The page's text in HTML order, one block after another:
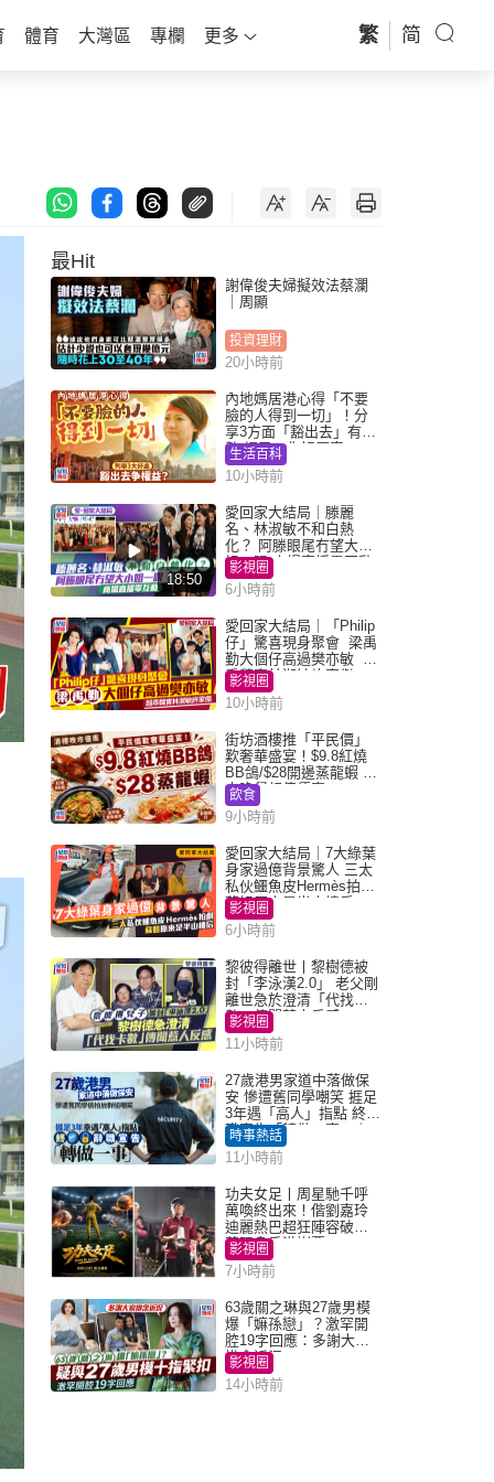
體育 大灣區 專欄 更多 繁 简
最Hit
謝偉俊夫婦擬效法蔡瀾
｜周顯
投資理財
20小時前
內地媽居港心得「不要
臉的人得到一切」！分
享3方面「豁出去」有著
數 網民：你好厲害
生活百科
10小時前
18:50
愛回家大結局｜滕麗
名、林淑敏不和白熱
化？ 阿滕眼尾冇望大小
姐一眼 商場直播零互動
影視圈
6小時前
愛回家大結局｜「Philip
仔」驚喜現身聚會 梁禹
勤大個仔高過樊亦敏 超
乖黐實林淑敏許家傑
影視圈
10小時前
街坊酒樓推「平民價」
歎奢華盛宴！$9.8紅燒
BB鴿/$28開邊蒸龍蝦 3
大晚餐超值優惠
飲食
9小時前
愛回家大結局｜7大綠葉
身家過億背景驚人 三太
私伙鱷魚皮Hermès拍劇
蘇姐原來是半山樓后
影視圈
6小時前
黎彼得離世丨黎樹德被
封「李泳漢2.0」 老父剛
離世急於澄清「代找卡
數」傳聞惹人反感
影視圈
11小時前
27歲港男家道中落做保
安 慘遭舊同學嘲笑 捱足
3年遇「高人」指點 終辭
職宣告「轉做一事」｜
Juicy叮
時事熱話
11小時前
功夫女足丨周星馳千呼
萬喚終出來！偕劉嘉玲
迪麗熱巴超狂陣容破天
荒現身香港謝票
影視圈
7小時前
63歲關之琳與27歲男模
爆「嫲孫戀」？激罕開
腔19字回應：多謝大家
掛念近況
影視圈
14小時前